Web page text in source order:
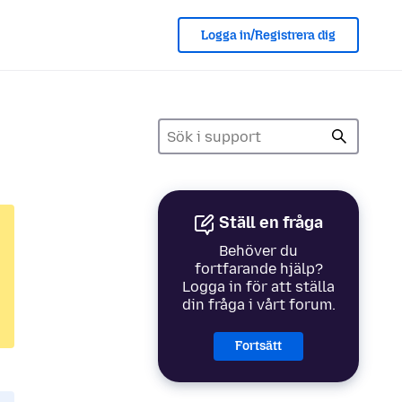
Logga in/Registrera dig
Ställ en fråga
Behöver du
fortfarande hjälp?
Logga in för att ställa
din fråga i vårt forum.
Fortsätt